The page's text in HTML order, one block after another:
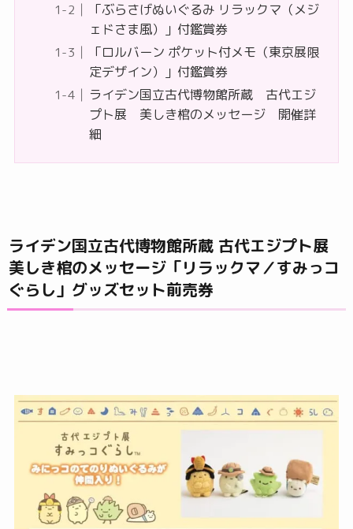
「ぶらさげぬいぐるみ リラックマ（メジ
ェドさま風）」付鑑賞券
「ロルバーン ポケット付メモ（東京展限
定デザイン）」付鑑賞券
ライデン国立古代博物館所蔵 古代エジ
プト展 美しき棺のメッセージ 開催詳
細
ライデン国立古代博物館所蔵 古代エジプト展
美しき棺のメッセージ「リラックマ／すみっコ
ぐらし」グッズセット前売券